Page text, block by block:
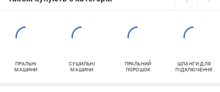
ПРАЛЬНІ
МАШИНИ
СУШИЛЬНІ
МАШИНИ
ПРАЛЬНИЙ
ПОРОШОК
ШЛАНГИ ДЛЯ
ПІДКЛЮЧЕННЯ